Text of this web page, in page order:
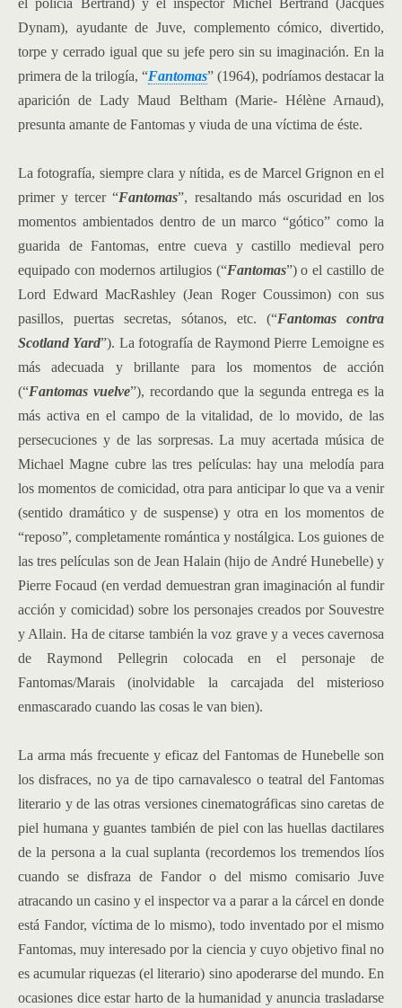
el policía Bertrand) y el inspector Michel Bertrand (Jacques
Dynam), ayudante de Juve, complemento cómico, divertido,
torpe y cerrado igual que su jefe pero sin su imaginación. En la
primera de la trilogía, “Fantomas” (1964), podríamos destacar la
aparición de Lady Maud Beltham (Marie- Hélène Arnaud),
presunta amante de Fantomas y viuda de una víctima de éste.
La fotografía, siempre clara y nítida, es de Marcel Grignon en el
primer y tercer “Fantomas”, resaltando más oscuridad en los
momentos ambientados dentro de un marco “gótico” como la
guarida de Fantomas, entre cueva y castillo medieval pero
equipado con modernos artilugios (“Fantomas”) o el castillo de
Lord Edward MacRashley (Jean Roger Coussimon) con sus
pasillos, puertas secretas, sótanos, etc. (“Fantomas contra
Scotland Yard”). La fotografía de Raymond Pierre Lemoigne es
más adecuada y brillante para los momentos de acción
(“Fantomas vuelve”), recordando que la segunda entrega es la
más activa en el campo de la vitalidad, de lo movido, de las
persecuciones y de las sorpresas. La muy acertada música de
Michael Magne cubre las tres películas: hay una melodía para
los momentos de comicidad, otra para anticipar lo que va a venir
(sentido dramático y de suspense) y otra en los momentos de
“reposo”, completamente romántica y nostálgica. Los guiones de
las tres películas son de Jean Halain (hijo de André Hunebelle) y
Pierre Focaud (en verdad demuestran gran imaginación al fundir
acción y comicidad) sobre los personajes creados por Souvestre
y Allain. Ha de citarse también la voz grave y a veces cavernosa
de Raymond Pellegrin colocada en el personaje de
Fantomas/Marais (inolvidable la carcajada del misterioso
enmascarado cuando las cosas le van bien).
La arma más frecuente y eficaz del Fantomas de Hunebelle son
los disfraces, no ya de tipo carnavalesco o teatral del Fantomas
literario y de las otras versiones cinematográficas sino caretas de
piel humana y guantes también de piel con las huellas dactilares
de la persona a la cual suplanta (recordemos los tremendos líos
cuando se disfraza de Fandor o del mismo comisario Juve
atracando un casino y el inspector va a parar a la cárcel en donde
está Fandor, víctima de lo mismo), todo inventado por el mismo
Fantomas, muy interesado por la ciencia y cuyo objetivo final no
es acumular riquezas (el literario) sino apoderarse del mundo. En
ocasiones dice estar harto de la humanidad y anuncia trasladarse